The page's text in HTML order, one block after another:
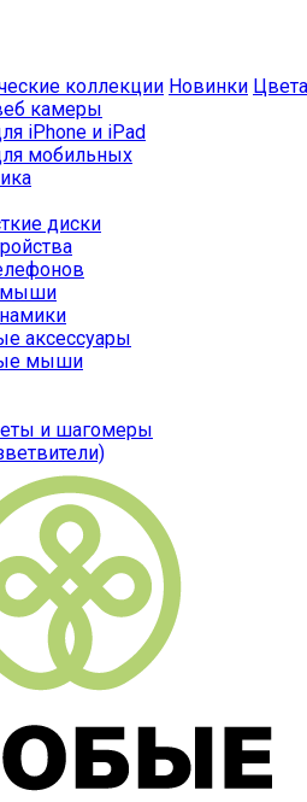
коллекции Новинки Цвета
камеры
iPhone и iPad
мобильных
диски
мыши
аксессуары
мыши
и шагомеры